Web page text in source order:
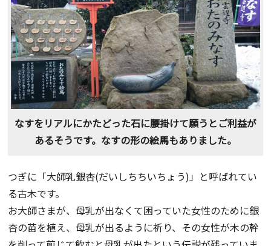
なすをリアルにかたどった石に腰掛けて願うとご利益が
あるそうです。なすの形の絵馬もありました。
つぎに「大師乳銀杏(だいしちちいちょう)」と呼ばれてい
る古木です。
お大師さまが、母乳が出なくて困っていた女性のために銀
杏の苗を植え、母乳が出るように祈り、その女性が木の幹